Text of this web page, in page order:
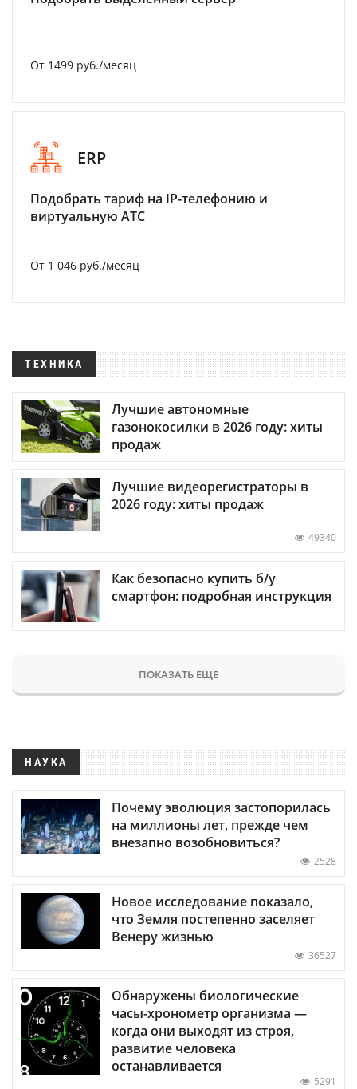
От 1499 руб./месяц
ERP
Подобрать тариф на IP-телефонию и
виртуальную АТС
От 1 046 руб./месяц
ТЕХНИКА
Лучшие автономные
газонокосилки в 2026 году: хиты
продаж
Лучшие видеорегистраторы в
2026 году: хиты продаж
49340
Как безопасно купить б/у
смартфон: подробная инструкция
ПОКАЗАТЬ ЕЩЕ
НАУКА
Почему эволюция застопорилась
на миллионы лет, прежде чем
внезапно возобновиться?
2528
Новое исследование показало,
что Земля постепенно заселяет
Венеру жизнью
36527
Обнаружены биологические
часы-хронометр организма —
когда они выходят из строя,
развитие человека
останавливается
5291